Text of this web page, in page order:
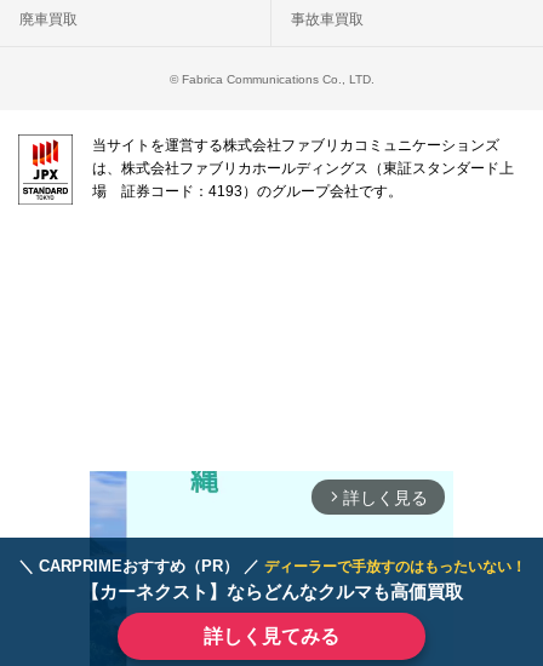
＼ CARPRIMEおすすめ（PR） ／ ディーラーで手放すのはもったいない！
【カーネクスト】ならどんなクルマも高価買取
詳しく見てみる
廃車買取 事故車買取
© Fabrica Communications Co., LTD.
当サイトを運営する株式会社ファブリカコミュニケーションズ
は、株式会社ファブリカホールディングス（東証スタンダード上
場 証券コード：4193）のグループ会社です。
arrow_forward_ios 詳しく見る